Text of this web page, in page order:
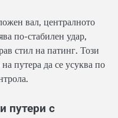
вал, централното
по-стабилен удар,
стил на патинг. Този
путера да се усуква по
путери с